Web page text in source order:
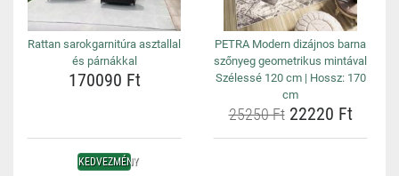
Rattan sarokgarnitúra asztallal
és párnákkal
170090 Ft
PETRA Modern dizájnos barna
szőnyeg geometrikus mintával
Szélessé 120 cm | Hossz: 170
cm
25250 Ft22220 Ft
KEDVEZMÉNY